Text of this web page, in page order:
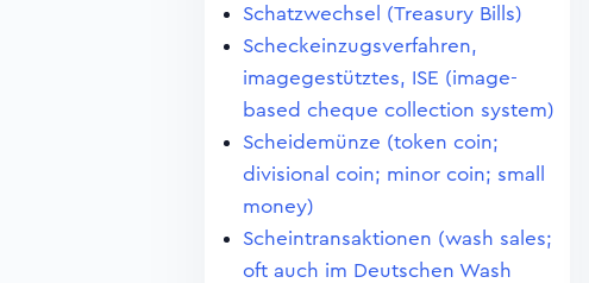
Schatzwechsel (Treasury Bills)
Scheckeinzugsverfahren,
imagegestütztes, ISE (image-
based cheque collection system)
Scheidemünze (token coin;
divisional coin; minor coin; small
money)
Scheintransaktionen (wash sales;
oft auch im Deutschen Wash